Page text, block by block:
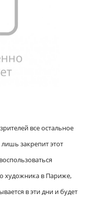
все остальное
закрепит этот
художника в Париже,
в эти дни и будет